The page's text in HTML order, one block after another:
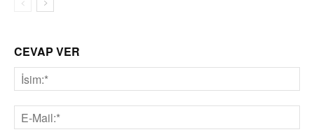
CEVAP VER